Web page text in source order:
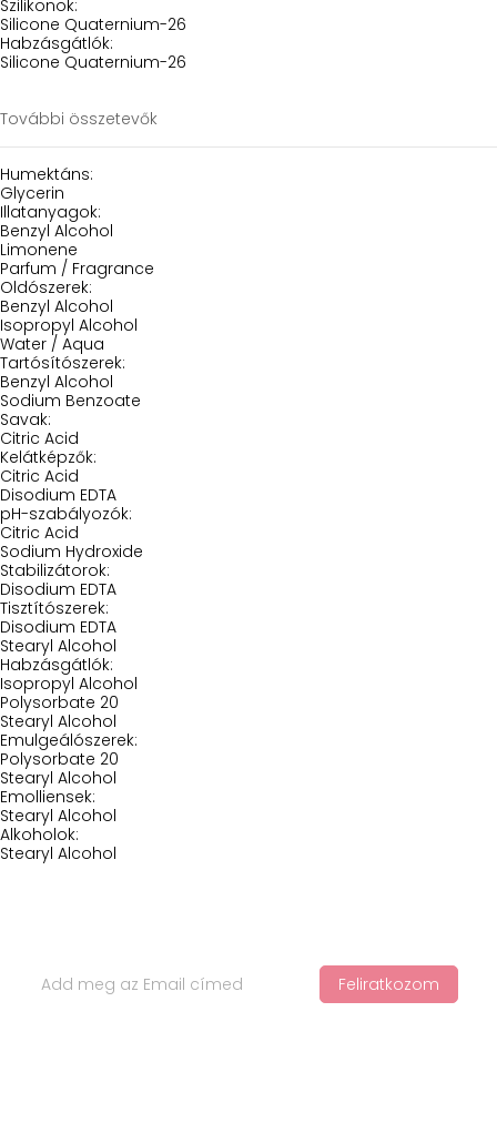
Szilikonok:
Silicone Quaternium-26
Habzásgátlók:
Silicone Quaternium-26
További összetevők
Humektáns:
Glycerin
Illatanyagok:
Benzyl Alcohol
Limonene
Parfum / Fragrance
Oldószerek:
Benzyl Alcohol
Isopropyl Alcohol
Water / Aqua
Tartósítószerek:
Benzyl Alcohol
Sodium Benzoate
Savak:
Citric Acid
Kelátképzők:
Citric Acid
Disodium EDTA
pH-szabályozók:
Citric Acid
Sodium Hydroxide
Stabilizátorok:
Disodium EDTA
Tisztítószerek:
Disodium EDTA
Stearyl Alcohol
Habzásgátlók:
Isopropyl Alcohol
Polysorbate 20
Stearyl Alcohol
Emulgeálószerek:
Polysorbate 20
Stearyl Alcohol
Emolliensek:
Stearyl Alcohol
Alkoholok:
Stearyl Alcohol
Feliratkozom